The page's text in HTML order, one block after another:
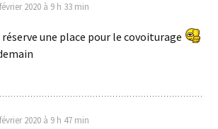
2020 à 9 h 33 min
réserve une place pour le covoiturage
2020 à 9 h 47 min